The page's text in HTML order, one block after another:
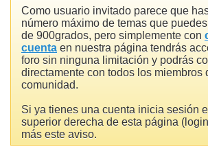
Como usuario invitado parece que
número máximo de temas que
de 900grados, pero simplemente con
cuenta en nuestra página tendrás
foro sin ninguna limitación y podrás
directamente con todos los miembros
comunidad.
Si ya tienes una cuenta inicia sesión
superior derecha de esta página
más este aviso.